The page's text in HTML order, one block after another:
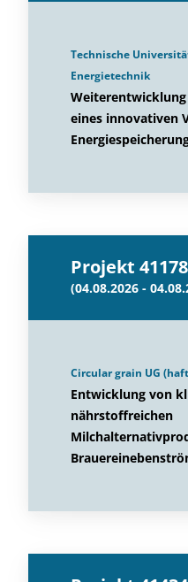
Technische
Energietechnik
eines innovativen
Projekt
(04.08.2026 -
Circular grain UG
Entwicklung von
nährstoffreichen